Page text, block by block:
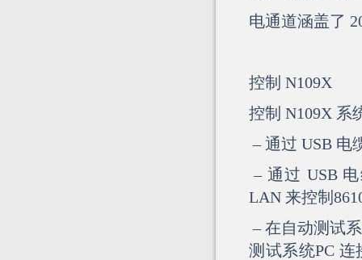
电通道涵盖了
控制 N109X
控制 N109X 系
– 通过 USB 电
– 通过 USB
LAN 来控制
– 在自动测试
测试系统PC